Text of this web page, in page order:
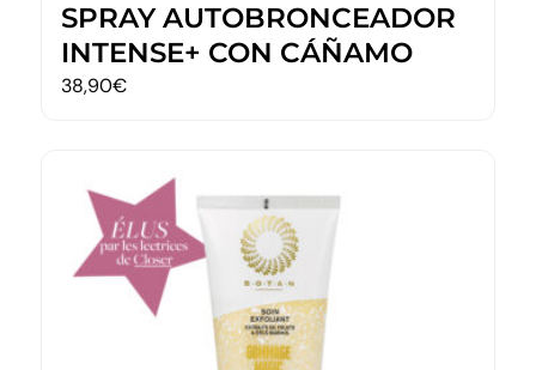
SPRAY AUTOBRONCEADOR
INTENSE+ CON CÁÑAMO
38,90€